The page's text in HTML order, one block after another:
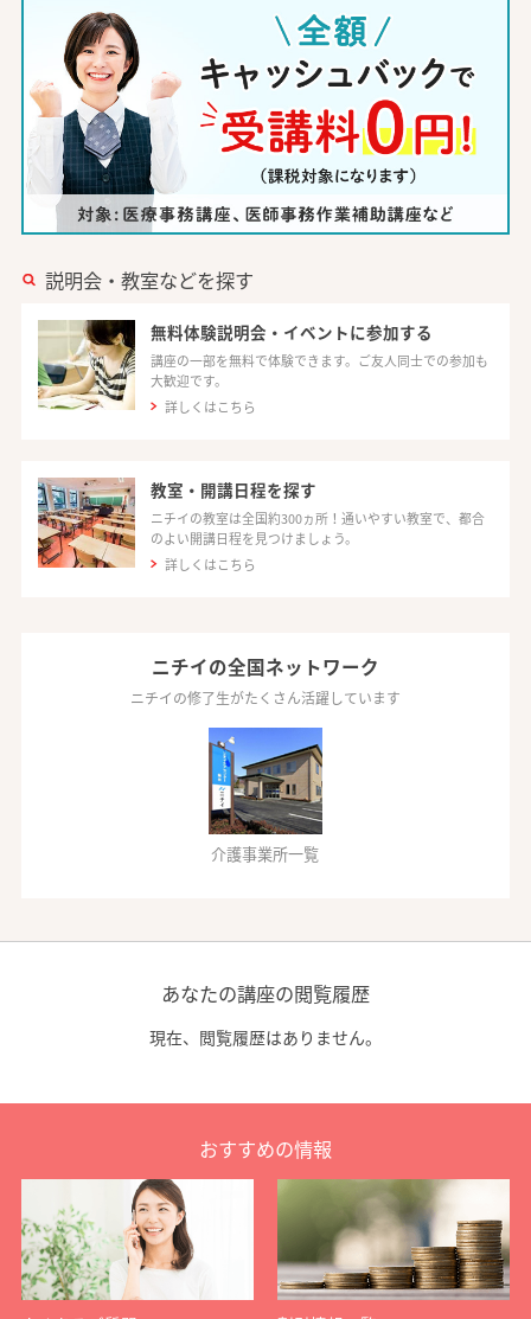
説明会・教室などを探す
無料体験説明会・イベントに参加する
講座の一部を無料で体験できます。ご友人同士での参加も
大歓迎です。
詳しくはこちら
教室・開講日程を探す
ニチイの教室は全国約300ヵ所！通いやすい教室で、都合
のよい開講日程を見つけましょう。
詳しくはこちら
ニチイの全国ネットワーク
ニチイの修了生がたくさん活躍しています
介護事業所一覧
あなたの講座の閲覧履歴
現在、閲覧履歴はありません。
おすすめの情報